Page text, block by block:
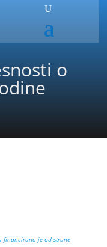
o
financirano je od strane